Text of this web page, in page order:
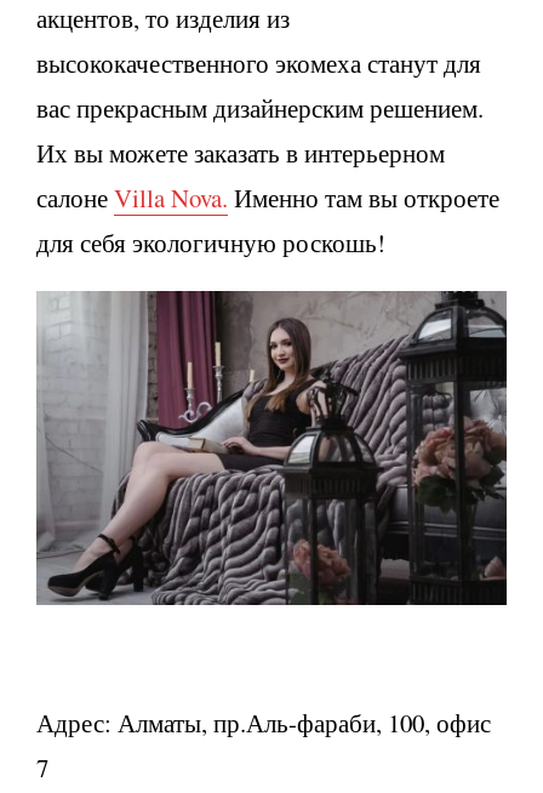
акцентов, то изделия из
высококачественного экомеха станут для
вас прекрасным дизайнерским решением.
Их вы можете заказать в интерьерном
салонеVilla Nova. Именно там вы откроете
для себя экологичную роскошь!
Адрес: Алматы, пр.Аль-фараби, 100, офис
7